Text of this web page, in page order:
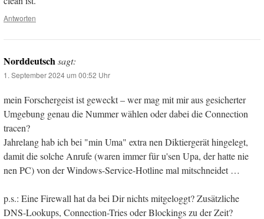
Antworten
Norddeutschsagt:
1. September 2024 um 00:52 Uhr
mein Forschergeist ist geweckt – wer mag mit mir aus gesicherter
Umgebung genau die Nummer wählen oder dabei die Connection
tracen?
Jahrelang hab ich bei "min Uma" extra nen Diktiergerät hingelegt,
damit die solche Anrufe (waren immer für u'sen Upa, der hatte nie
nen PC) von der Windows-Service-Hotline mal mitschneidet …
p.s.: Eine Firewall hat da bei Dir nichts mitgeloggt? Zusätzliche
DNS-Lookups, Connection-Tries oder Blockings zu der Zeit?